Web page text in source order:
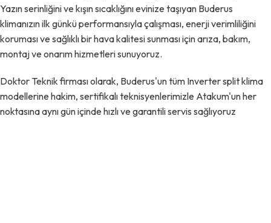
Yazın serinliğini ve kışın sıcaklığını evinize taşıyan Buderus
klimanızın ilk günkü performansıyla çalışması, enerji verimliliğini
koruması ve sağlıklı bir hava kalitesi sunması için arıza, bakım,
montaj ve onarım hizmetleri sunuyoruz.
Doktor Teknik firması olarak, Buderus'un tüm Inverter split klima
modellerine hakim, sertifikalı teknisyenlerimizle Atakum'un her
noktasına aynı gün içinde hızlı ve garantili servis sağlıyoruz